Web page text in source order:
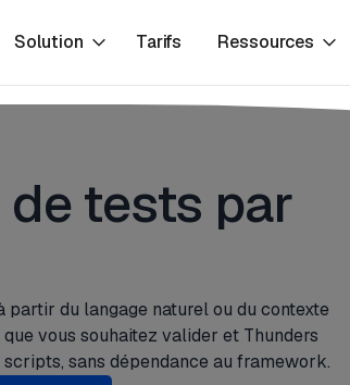
Solution Tarifs Ressources
de tests par
partir du langage naturel ou du contexte
vous souhaitez valider et Thunders
sans dépendance au framework.